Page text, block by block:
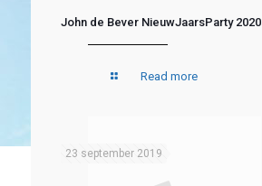
John de Bever NieuwJaarsParty 2020
Read more
23 september 2019